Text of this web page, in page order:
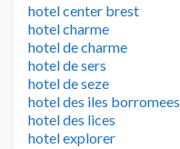
hotel center brest
hotel charme
hotel de charme
hotel de sers
hotel de seze
hotel des iles borromees
hotel des lices
hotel explorer